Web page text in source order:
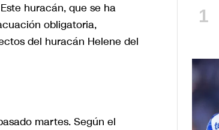
huracán, que se ha
obligatoria,
del huracán Helene del
martes. Según el